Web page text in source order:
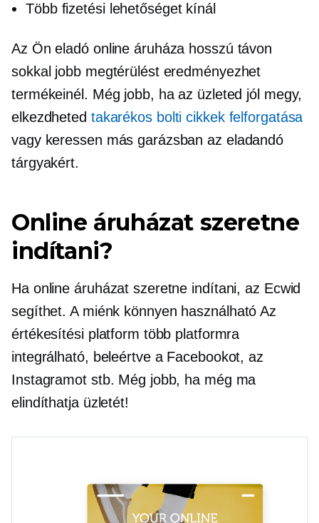
Több fizetési lehetőséget kínál
Az Ön eladó online áruháza hosszú távon
sokkal jobb megtérülést eredményezhet
termékeinél. Még jobb, ha az üzleted jól megy,
elkezdheted takarékos bolti cikkek felforgatása
vagy keressen más garázsban az eladandó
tárgyakért.
Online áruházat szeretne
indítani?
Ha online áruházat szeretne indítani, az Ecwid
segíthet. A miénk könnyen használható Az
értékesítési platform több platformra
integrálható, beleértve a Facebookot, az
Instagramot stb. Még jobb, ha még ma
elindíthatja üzletét!